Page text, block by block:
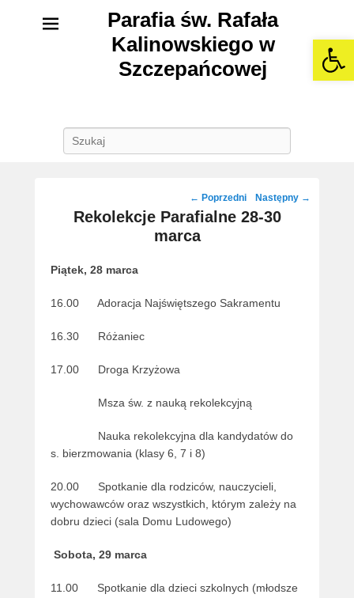
Parafia św. Rafała
Kalinowskiego w
Szczepańcowej
Post
navigation
← Poprzedni Następny →
Rekolekcje Parafialne 28-30
marca
Piątek, 28 marca
16.00 Adoracja Najświętszego Sakramentu
16.30 Różaniec
17.00 Droga Krzyżowa
Msza św. z nauką rekolekcyjną
Nauka rekolekcyjna dla kandydatów do
s. bierzmowania (klasy 6, 7 i 8)
20.00 Spotkanie dla rodziców, nauczycieli,
wychowawców oraz wszystkich, którym zależy na
dobru dzieci (sala Domu Ludowego)
Sobota, 29 marca
11.00 Spotkanie dla dzieci szkolnych (młodsze